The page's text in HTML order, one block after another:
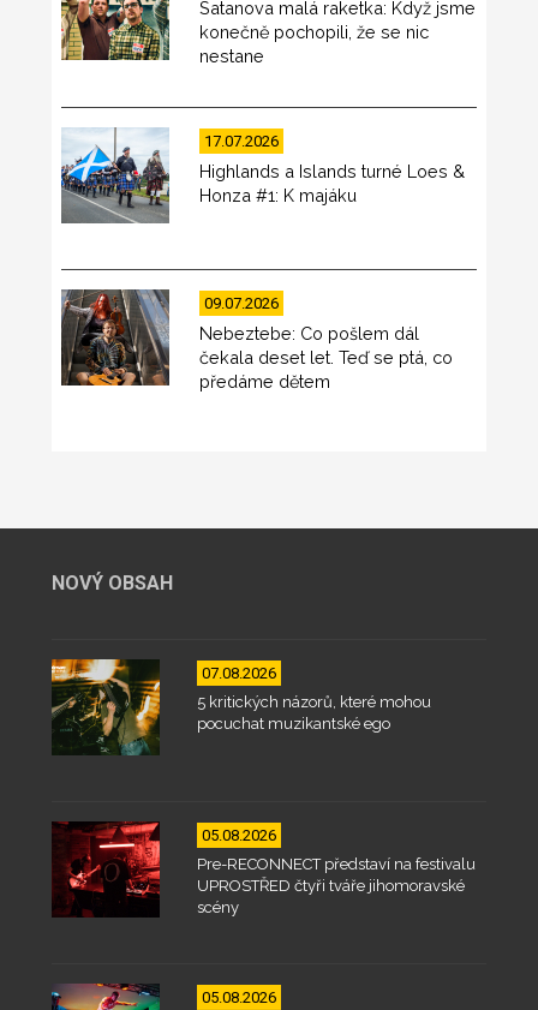
Satanova malá raketka: Když jsme
konečně pochopili, že se nic
nestane
17.07.2026
Highlands a Islands turné Loes &
Honza #1: K majáku
09.07.2026
Nebeztebe: Co pošlem dál
čekala deset let. Teď se ptá, co
předáme dětem
NOVÝ OBSAH
07.08.2026
5 kritických názorů, které mohou
pocuchat muzikantské ego
05.08.2026
Pre-RECONNECT představí na festivalu
UPROSTŘED čtyři tváře jihomoravské
scény
05.08.2026